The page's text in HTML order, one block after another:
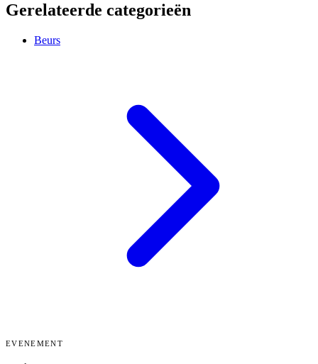
Gerelateerde categorieën
Beurs
EVENEMENT